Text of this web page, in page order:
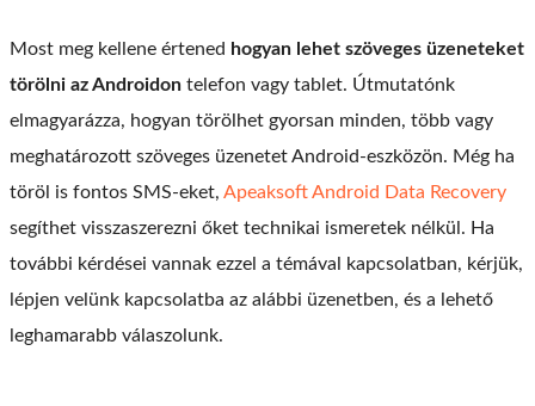
Most meg kellene értened hogyan lehet szöveges üzeneteket
törölni az Androidon telefon vagy tablet. Útmutatónk
elmagyarázza, hogyan törölhet gyorsan minden, több vagy
meghatározott szöveges üzenetet Android-eszközön. Még ha
töröl is fontos SMS-eket, Apeaksoft Android Data Recovery
segíthet visszaszerezni őket technikai ismeretek nélkül. Ha
további kérdései vannak ezzel a témával kapcsolatban, kérjük,
lépjen velünk kapcsolatba az alábbi üzenetben, és a lehető
leghamarabb válaszolunk.